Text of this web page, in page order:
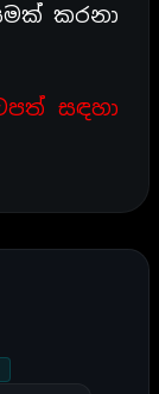
කරනා
සඳහා